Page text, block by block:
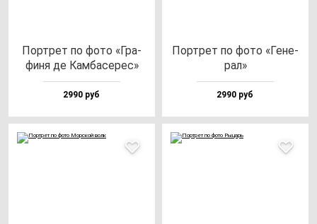
Пор­трет по фо­то «Гра­
фи­ня де Кам­ба­се­рес»
2990 руб
Пор­трет по фо­то «Гене­
рал»
2990 руб